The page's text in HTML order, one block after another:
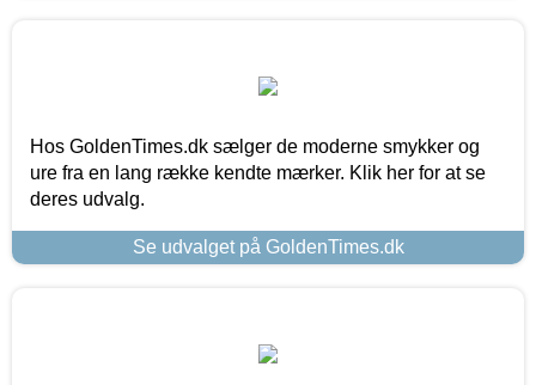
Hos GoldenTimes.dk sælger de moderne smykker og
ure fra en lang række kendte mærker. Klik her for at se
deres udvalg.
Se udvalget på GoldenTimes.dk